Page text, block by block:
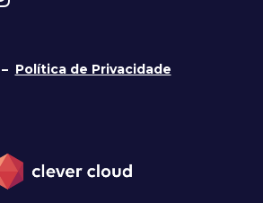
Política de Privacidade